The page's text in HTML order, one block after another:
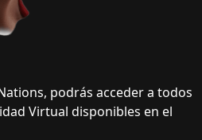
podrás acceder a todos
Virtual disponibles en el